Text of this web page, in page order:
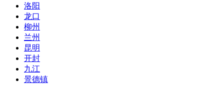
洛阳
龙口
柳州
兰州
昆明
开封
九江
景德镇